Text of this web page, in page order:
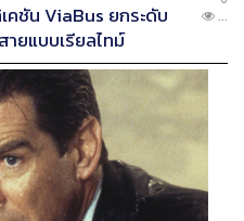
ยกย้ายนายทหารประจำปี
งนายกรัฐมนตรีระหว่างปี
ติบโตจากกองพลทหารราบ
ฆ์ นำโดย พลเอก ประวิตร
นดา และพลเอก ประยุทธ์
ตำแหน่งสำคัญในกองทัพบก
และแม่ทัพภาคที่ 1
คชัน ViaBus ยกระดับ
ยแบบเรียลไทม์
...